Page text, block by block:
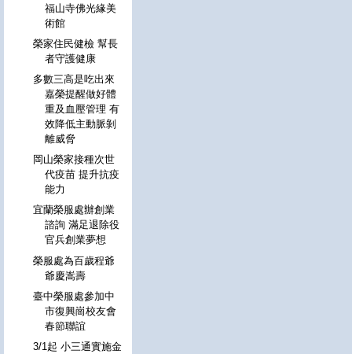
福山寺佛光緣美
術館
榮家住民健檢 幫長
者守護健康
多數三高是吃出來
嘉榮提醒做好體
重及血壓管理 有
效降低主動脈剝
離威脅
岡山榮家接種次世
代疫苗 提升抗疫
能力
宜蘭榮服處辦創業
諮詢 滿足退除役
官兵創業夢想
榮服處為百歲程爺
爺慶嵩壽
臺中榮服處參加中
市復興崗校友會
春節聯誼
3/1起 小三通實施金